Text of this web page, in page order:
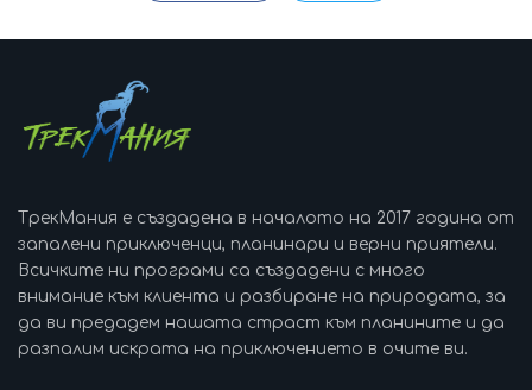
ТрекМания е създадена в началото на 2017 година от
запалени приключенци, планинари и верни приятели.
Всичките ни програми са създадени с много
внимание към клиента и разбиране на природата, за
да ви предадем нашата страст към планините и да
разпалим искрата на приключението в очите ви.